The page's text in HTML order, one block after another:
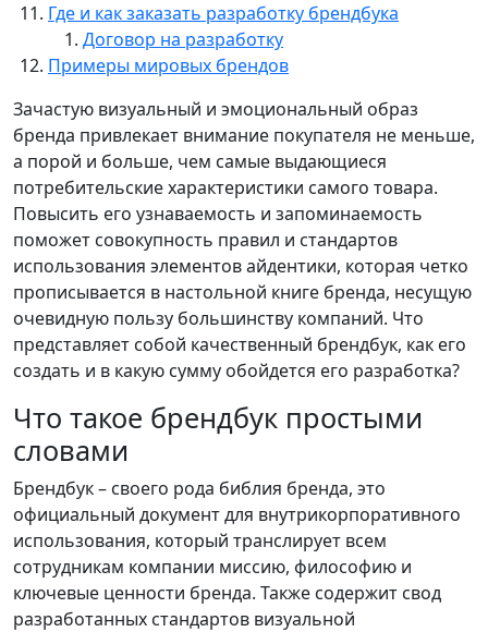
Где и как заказать разработку брендбука
Договор на разработку
Примеры мировых брендов
Зачастую визуальный и эмоциональный образ
бренда привлекает внимание покупателя не меньше,
а порой и больше, чем самые выдающиеся
потребительские характеристики самого товара.
Повысить его узнаваемость и запоминаемость
поможет совокупность правил и стандартов
использования элементов айдентики, которая четко
прописывается в настольной книге бренда, несущую
очевидную пользу большинству компаний. Что
представляет собой качественный брендбук, как его
создать и в какую сумму обойдется его разработка?
Что такое брендбук простыми
словами
Брендбук – своего рода библия бренда, это
официальный документ для внутрикорпоративного
использования, который транслирует всем
сотрудникам компании миссию, философию и
ключевые ценности бренда. Также содержит свод
разработанных стандартов визуальной